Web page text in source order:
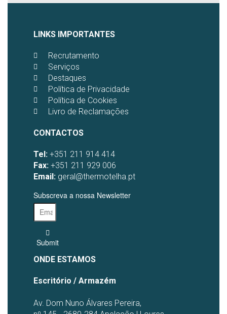
LINKS IMPORTANTES
Recrutamento
Serviços
Destaques
Política de Privacidade
Política de Cookies
Livro de Reclamações
CONTACTOS
Tel: +351 211 914 414
Fax: +351 211 929 006
Email: geral@thermotelha.pt
Subscreva a nossa Newsletter
Submit
ONDE ESTAMOS
Escritório / Armazém
Av. Dom Nuno Álvares Pereira,